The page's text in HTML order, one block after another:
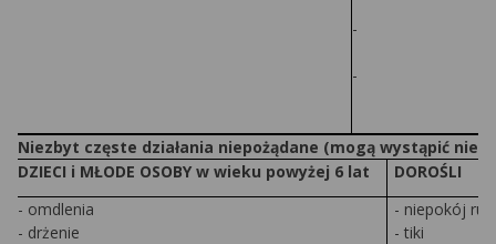
-
-
Niezbyt częste działania niepożądane (mogą wystąpić nie
DZIECI i MŁODE OSOBY w wieku powyżej 6 lat
DOROŚLI
- omdlenia
- drżenie
- niepokój
- tiki